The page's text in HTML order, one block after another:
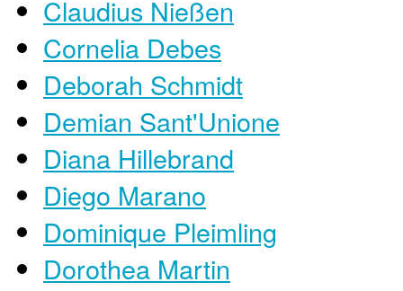
Claudius Nießen
Cornelia Debes
Deborah Schmidt
Demian Sant'Unione
Diana Hillebrand
Diego Marano
Dominique Pleimling
Dorothea Martin